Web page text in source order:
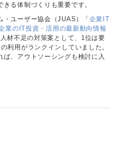
る体制づくりも重要です。
・ユーザー協会（JUAS）「 企業IT
業のIT投資・活用の最新動向情報
材不足の対策案として、1位は要
利用がランクインしていました。
、アウトソーシングも検討に入